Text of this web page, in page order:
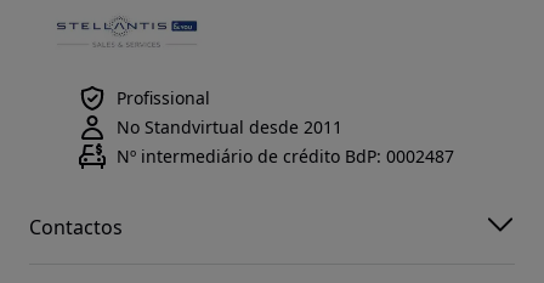
Profissional
No Standvirtual desde 2011
Nº intermediário de crédito BdP: 0002487
Contactos